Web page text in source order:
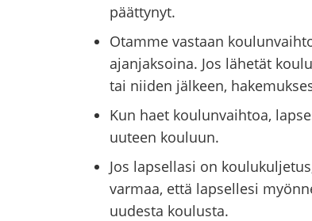
päättynyt.
Otamme vastaan
ajanjaksoina. Jos lähetät
tai niiden jälkeen,
Kun haet koulunvaihtoa,
uuteen kouluun.
Jos lapsellasi on
varmaa, että lapsellesi
uudesta koulusta.